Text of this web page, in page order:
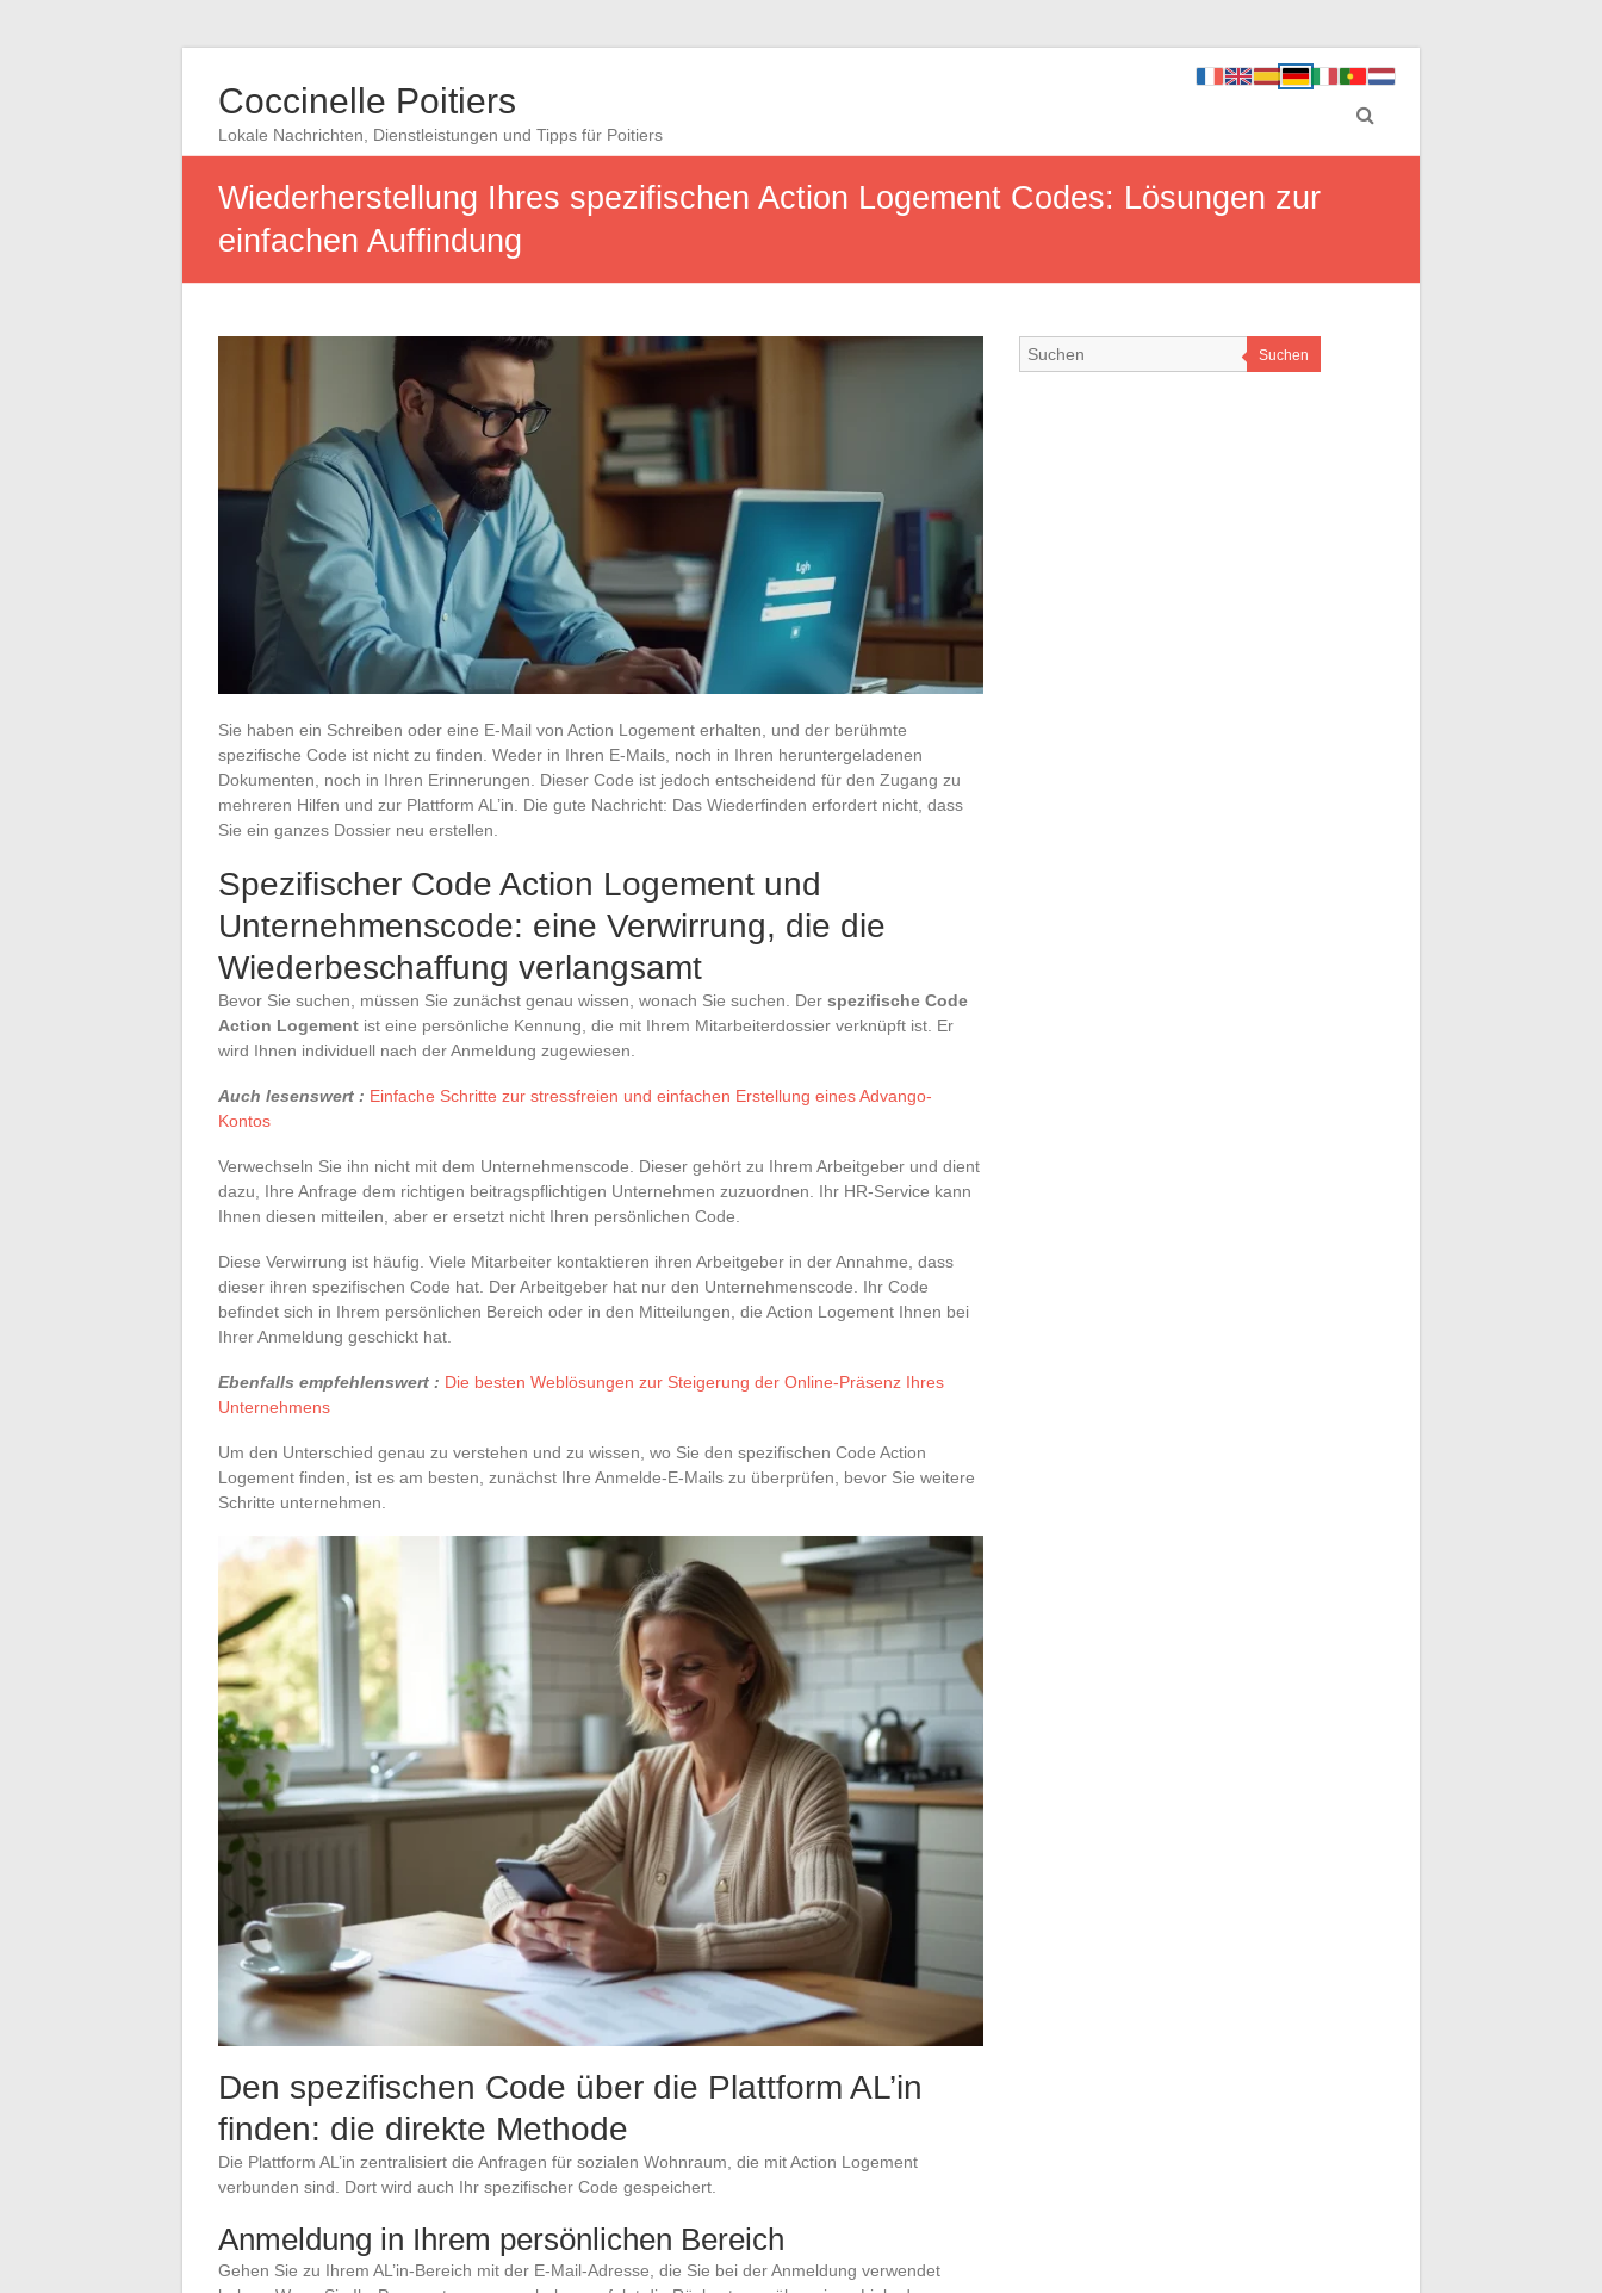
Coccinelle Poitiers
Lokale Nachrichten, Dienstleistungen und Tipps für Poitiers
Wiederherstellung Ihres spezifischen Action Logement Codes: Lösungen zur
einfachen Auffindung
Sie haben ein Schreiben oder eine E-Mail von Action Logement erhalten, und der berühmte
spezifische Code ist nicht zu finden. Weder in Ihren E-Mails, noch in Ihren heruntergeladenen
Dokumenten, noch in Ihren Erinnerungen. Dieser Code ist jedoch entscheidend für den Zugang zu
mehreren Hilfen und zur Plattform AL’in. Die gute Nachricht: Das Wiederfinden erfordert nicht, dass
Sie ein ganzes Dossier neu erstellen.
Spezifischer Code Action Logement und
Unternehmenscode: eine Verwirrung, die die
Wiederbeschaffung verlangsamt
Bevor Sie suchen, müssen Sie zunächst genau wissen, wonach Sie suchen. Der spezifische Code
Action Logement ist eine persönliche Kennung, die mit Ihrem Mitarbeiterdossier verknüpft ist. Er
wird Ihnen individuell nach der Anmeldung zugewiesen.
Auch lesenswert : Einfache Schritte zur stressfreien und einfachen Erstellung eines Advango-
Kontos
Verwechseln Sie ihn nicht mit dem Unternehmenscode. Dieser gehört zu Ihrem Arbeitgeber und dient
dazu, Ihre Anfrage dem richtigen beitragspflichtigen Unternehmen zuzuordnen. Ihr HR-Service kann
Ihnen diesen mitteilen, aber er ersetzt nicht Ihren persönlichen Code.
Diese Verwirrung ist häufig. Viele Mitarbeiter kontaktieren ihren Arbeitgeber in der Annahme, dass
dieser ihren spezifischen Code hat. Der Arbeitgeber hat nur den Unternehmenscode. Ihr Code
befindet sich in Ihrem persönlichen Bereich oder in den Mitteilungen, die Action Logement Ihnen bei
Ihrer Anmeldung geschickt hat.
Ebenfalls empfehlenswert : Die besten Weblösungen zur Steigerung der Online-Präsenz Ihres
Unternehmens
Um den Unterschied genau zu verstehen und zu wissen, wo Sie den spezifischen Code Action
Logement finden, ist es am besten, zunächst Ihre Anmelde-E-Mails zu überprüfen, bevor Sie weitere
Schritte unternehmen.
Den spezifischen Code über die Plattform AL’in
finden: die direkte Methode
Die Plattform AL’in zentralisiert die Anfragen für sozialen Wohnraum, die mit Action Logement
verbunden sind. Dort wird auch Ihr spezifischer Code gespeichert.
Anmeldung in Ihrem persönlichen Bereich
Gehen Sie zu Ihrem AL’in-Bereich mit der E-Mail-Adresse, die Sie bei der Anmeldung verwendet
Suchen